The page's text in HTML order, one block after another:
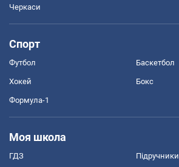
Черкаси
Спорт
Футбол Баскетбол
Хокей Бокс
Формула-1
Моя школа
ГДЗ Підручники